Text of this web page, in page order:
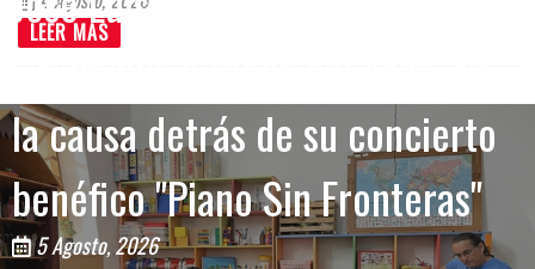
LEER MAS
Urubamba a Niños del Arco Iris,
la causa detrás de su concierto
benéfico "Piano Sin Fronteras"
5 Agosto, 2026